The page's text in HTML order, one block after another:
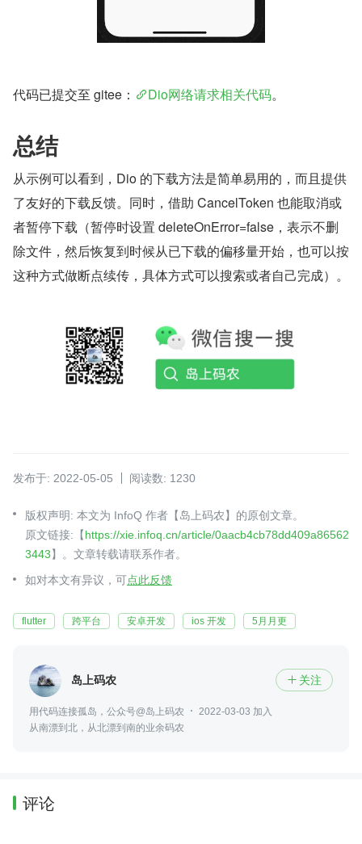
代码已提交至 gitee： Dio网络请求相关代码。
总结
从示例可以看到，Dio 的下载方法是简单易用的，而且提供
了友好的下载反馈。同时，借助 CancelToken 也能取消或
者暂停下载（暂停时设置 deleteOnError=false，表示不删
除文件，然后恢复到时候从已下载的偏移量开始，也可以按
这种方式做断点续传，具体方式可以搜索或者自己完成）。
发布于: 2022-05-05 阅读数: 1230
版权声明: 本文为 InfoQ 作者【岛上码农】的原创文章。
原文链接:【https://xie.infoq.cn/article/0aacb4cb78dd409a86562
3443】。文章转载请联系作者。
如对本文有异议，可点此反馈
flutter 跨平台 安卓开发 ios 开发 5月月更
岛上码农  关注
用代码连接孤岛，公众号@岛上码农
2022-03-03 加入
从南漂到北，从北漂到南的业余码农
评论